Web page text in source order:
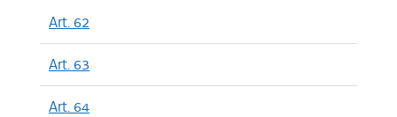
Art. 62
Art. 63
Art. 64